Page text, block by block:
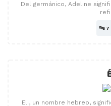
Del germánico, Adeline
🔤 7
Eli, un nombre hebreo,